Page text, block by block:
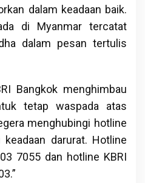
dalam keadaan baik.
di Myanmar tercatat
dalam pesan tertulis
Bangkok menghimbau
tetap waspada atas
menghubingi hotline
keadaan darurat. Hotline
7055 dan hotline KBRI